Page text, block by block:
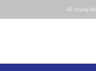
Về chúng tôi